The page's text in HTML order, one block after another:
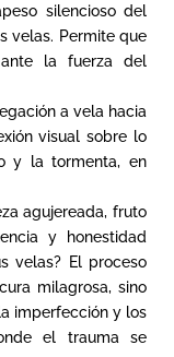
silencioso del
velas. Permite que
la fuerza del
a vela hacia
visual sobre lo
y la tormenta, en
agujereada, fruto
y honestidad
velas? El proceso
milagrosa, sino
imperfección y los
el trauma se